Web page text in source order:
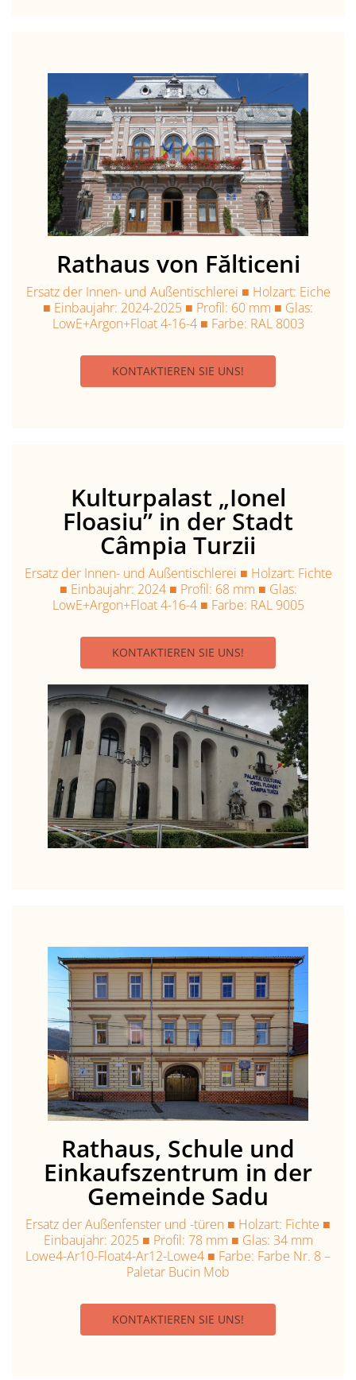
Rathaus von Fălticeni
Ersatz der Innen- und Außentischlerei ■ Holzart: Eiche
■ Einbaujahr: 2024-2025 ■ Profil: 60 mm ■ Glas:
LowE+Argon+Float 4-16-4 ■ Farbe: RAL 8003
KONTAKTIEREN SIE UNS!
Kulturpalast „Ionel
Floasiu” in der Stadt
Câmpia Turzii
Ersatz der Innen- und Außentischlerei ■ Holzart: Fichte
■ Einbaujahr: 2024 ■ Profil: 68 mm ■ Glas:
LowE+Argon+Float 4-16-4 ■ Farbe: RAL 9005
KONTAKTIEREN SIE UNS!
Rathaus, Schule und
Einkaufszentrum in der
Gemeinde Sadu
Ersatz der Außenfenster und -türen ■ Holzart: Fichte ■
Einbaujahr: 2025 ■ Profil: 78 mm ■ Glas: 34 mm
Lowe4-Ar10-Float4-Ar12-Lowe4 ■ Farbe: Farbe Nr. 8 –
Paletar Bucin Mob
KONTAKTIEREN SIE UNS!